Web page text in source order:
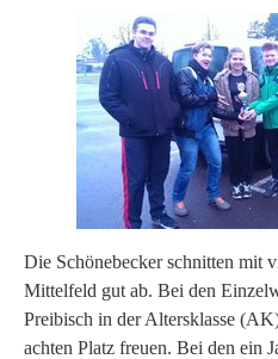
Die Schönebecker schnitten mit
Mittelfeld gut ab. Bei den
Preibisch in der Altersklasse
achten Platz freuen. Bei den ein